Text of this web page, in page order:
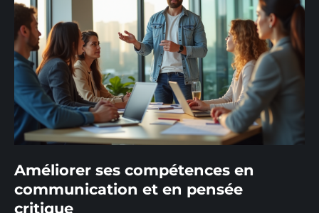
Améliorer ses compétences en
communication et en pensée
critique